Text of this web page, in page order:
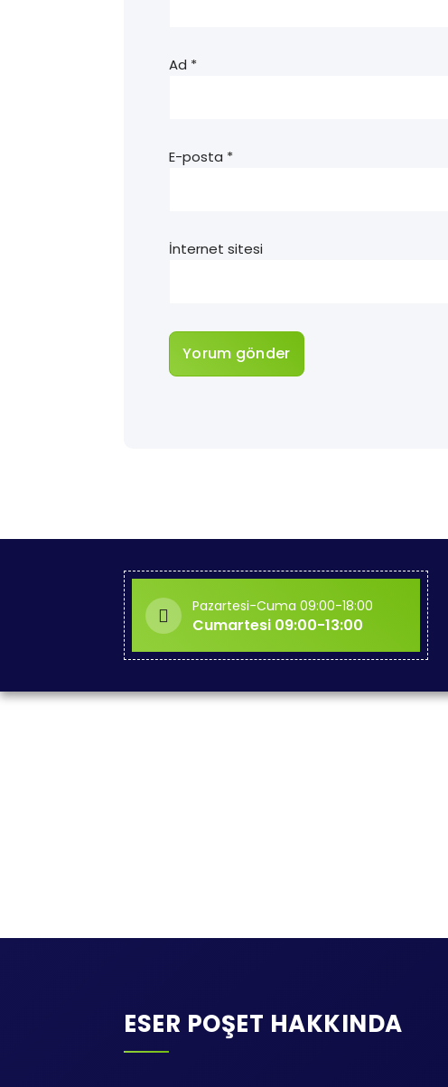
Ad *
E-posta *
İnternet sitesi
Pazartesi-Cuma 09:00-18:00
Cumartesi 09:00-13:00
ESER POŞET HAKKINDA